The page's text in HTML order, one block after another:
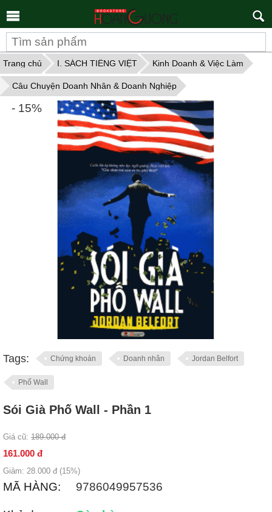
kiếm
Trang chủ I. SÁCH TIẾNG VIỆT Kinh Doanh & Việc Làm
Câu Chuyện Doanh Nhân & Doanh Nghiệp
Tags: Chứng khoán Doanh nhân Jordan Belfort
Phố Wall
- 15%
Sói Già Phố Wall - Phần 1
Giá cũ: 189.000 đ
161.000 đ
Giảm: 28.000 đ (15%)
MÃ HÀNG: 9786049957536